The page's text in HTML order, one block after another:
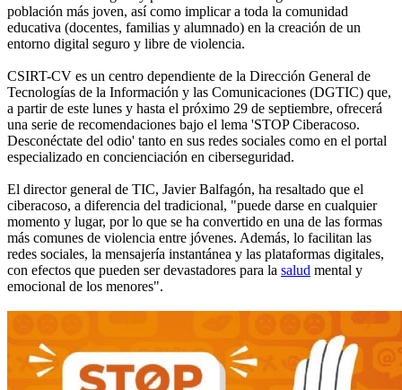
población más joven, así como implicar a toda la comunidad
educativa (docentes, familias y alumnado) en la creación de un
entorno digital seguro y libre de violencia.
CSIRT-CV es un centro dependiente de la Dirección General de
Tecnologías de la Información y las Comunicaciones (DGTIC) que,
a partir de este lunes y hasta el próximo 29 de septiembre, ofrecerá
una serie de recomendaciones bajo el lema 'STOP Ciberacoso.
Desconéctate del odio' tanto en sus redes sociales como en el portal
especializado en concienciación en ciberseguridad.
El director general de TIC, Javier Balfagón, ha resaltado que el
ciberacoso, a diferencia del tradicional, "puede darse en cualquier
momento y lugar, por lo que se ha convertido en una de las formas
más comunes de violencia entre jóvenes. Además, lo facilitan las
redes sociales, la mensajería instantánea y las plataformas digitales,
con efectos que pueden ser devastadores para la salud mental y
emocional de los menores".